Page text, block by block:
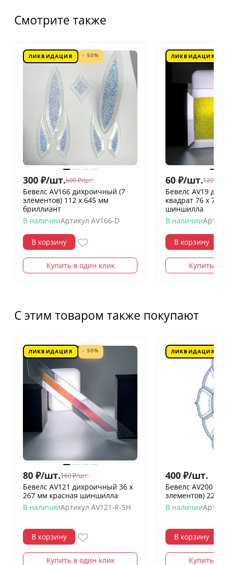
Смотрите также
ЛИКВИДАЦИЯ - 50%
300 ₽/шт.600 ₽/шт.
Бевелс AV166 дихроичный (7
элементов) 112 х 645 мм
бриллиант
В наличииАртикул AV166-D
В корзину
Купить в один клик
ЛИКВИДАЦИЯ
60 ₽/шт.120
Бевелс AV19
квадрат 76 х 76
шиншилла
В наличии
В корзину
Купить в
С этим товаром также покупают
ЛИКВИДАЦИЯ - 50%
80 ₽/шт.160 ₽/шт.
Бевелс AV121 дихроичный 36 х
267 мм красная шиншилла
В наличииАртикул AV121-R-SH
В корзину
Купить в один клик
ЛИКВИДАЦИЯ
400 ₽/шт.
Бевелс AV200
элементов) 223
В наличии
В корзину
Купить в